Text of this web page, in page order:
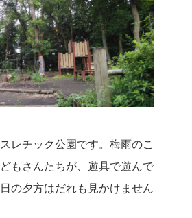
レチック公園です。梅雨のこ
もさんたちが、遊具で遊んで
の夕方はだれも見かけません